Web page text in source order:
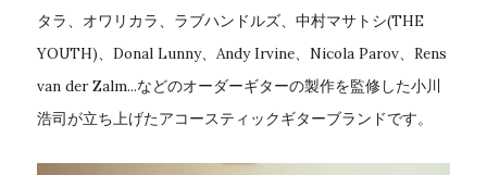
タラ、オワリカラ、ラブハンドルズ、中村マサトシ(THE
YOUTH)、Donal Lunny、Andy Irvine、Nicola Parov、Rens
van der Zalm...などのオーダーギターの製作を監修した小川
浩司が立ち上げたアコースティックギターブランドです。